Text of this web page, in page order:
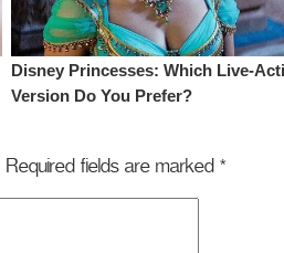
Required fields are marked *